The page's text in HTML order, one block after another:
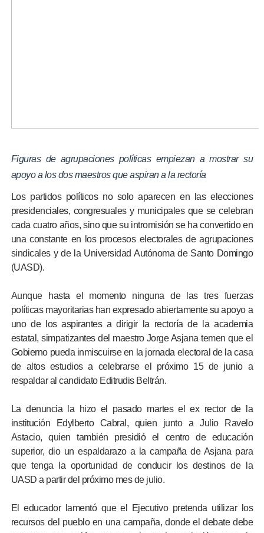
Figuras de agrupaciones políticas empiezan a mostrar su
apoyo a los dos maestros que aspiran a la rectoría
Los partidos políticos no solo aparecen en las elecciones
presidenciales, congresuales y municipales que se celebran
cada cuatro años, sino que su intromisión se ha convertido en
una constante en los procesos electorales de agrupaciones
sindicales y de la Universidad Autónoma de Santo Domingo
(UASD).
Aunque hasta el momento ninguna de las tres fuerzas
políticas mayoritarias han expresado abiertamente su apoyo a
uno de los aspirantes a dirigir la rectoría de la academia
estatal, simpatizantes del maestro Jorge Asjana temen que el
Gobierno pueda inmiscuirse en la jornada electoral de la casa
de altos estudios a celebrarse el próximo 15 de junio a
respaldar al candidato Editrudis Beltrán.
La denuncia la hizo el pasado martes el ex rector de la
institución Edylberto Cabral, quien junto a Julio Ravelo
Astacio, quien también presidió el centro de educación
superior, dio un espaldarazo a la campaña de Asjana para
que tenga la oportunidad de conducir los destinos de la
UASD a partir del próximo mes de julio.
El educador lamentó que el Ejecutivo pretenda utilizar los
recursos del pueblo en una campaña, donde el debate debe